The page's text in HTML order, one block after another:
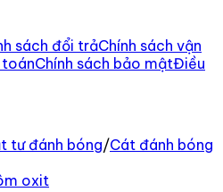
sách đổi trảChính sách vận
toánChính sách bảo mậtĐiều
tư đánh bóng/Cát đánh bóng
oxit